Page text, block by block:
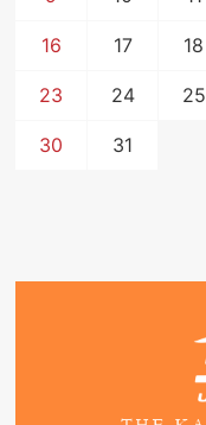
16 17 18
23 24 25
30 31